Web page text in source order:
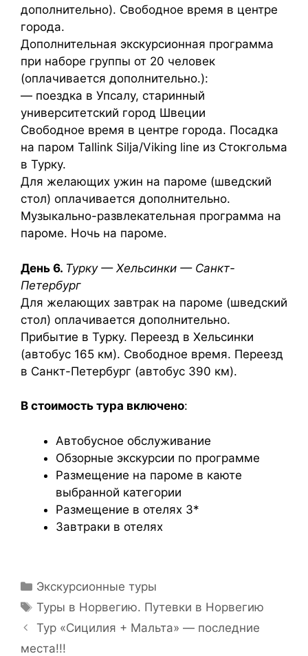
дополнительно). Свободное время в центре
города.
Дополнительная экскурсионная программа
при наборе группы от 20 человек
(оплачивается дополнительно.):
— поездка в Упсалу, старинный
университетский город Швеции
Свободное время в центре города. Посадка
на паром Tallink Silja/Viking line из Стокгольма
в Турку.
Для желающих ужин на пароме (шведский
стол) оплачивается дополнительно.
Музыкально-развлекательная программа на
пароме. Ночь на пароме.
День 6. Турку — Хельсинки — Санкт-
Петербург
Для желающих завтрак на пароме (шведский
стол) оплачивается дополнительно.
Прибытие в Турку. Переезд в Хельсинки
(автобус 165 км). Свободное время. Переезд
в Санкт-Петербург (автобус 390 км).
В стоимость тура включено:
Автобусное обслуживание
Обзорные экскурсии по программе
Размещение на пароме в каюте
выбранной категории
Размещение в отелях 3*
Завтраки в отелях
Экскурсионные туры
Туры в Норвегию. Путевки в Норвегию
Тур «Сицилия + Мальта» — последние
места!!!